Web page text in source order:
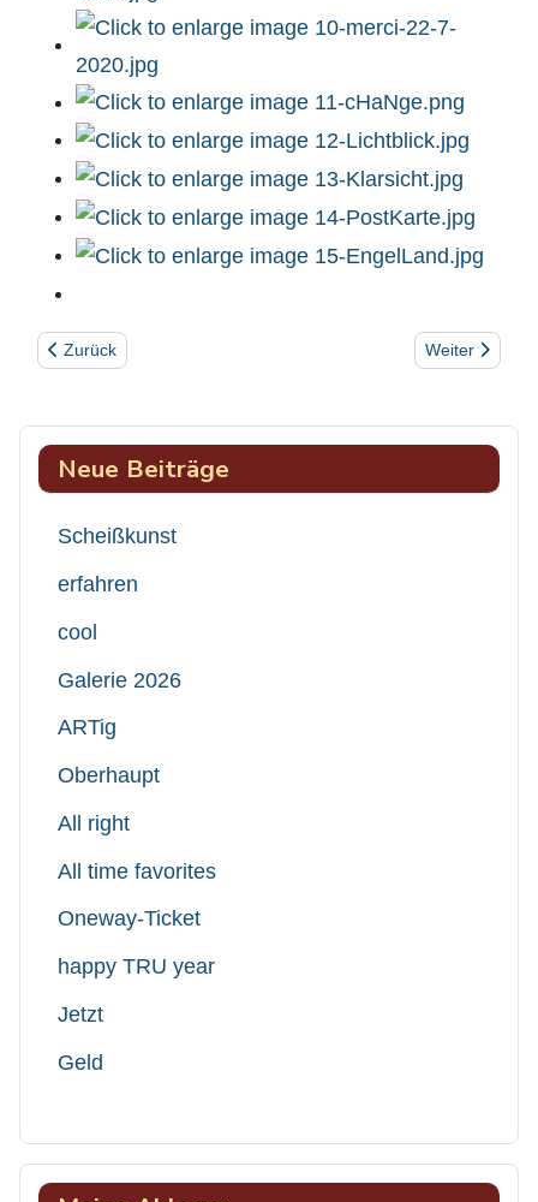
Vorheriger Beitrag: Kraniche
Zurück Nächster
Weiter
Neue Beiträge
Scheißkunst
erfahren
cool
Galerie 2026
ARTig
Oberhaupt
All right
All time favorites
Oneway-Ticket
happy TRU year
Jetzt
Geld